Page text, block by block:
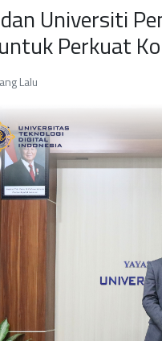
Universiti
Perkuat
Lalu